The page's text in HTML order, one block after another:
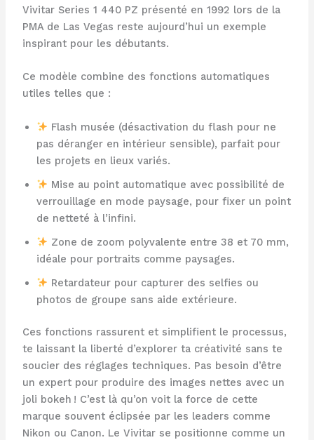
Vivitar Series 1 440 PZ présenté en 1992 lors de la
PMA de Las Vegas reste aujourd’hui un exemple
inspirant pour les débutants.
Ce modèle combine des fonctions automatiques
utiles telles que :
Flash musée (désactivation du flash pour ne
pas déranger en intérieur sensible), parfait pour
les projets en lieux variés.
Mise au point automatique avec possibilité de
verrouillage en mode paysage, pour fixer un point
de netteté à l’infini.
Zone de zoom polyvalente entre 38 et 70 mm,
idéale pour portraits comme paysages.
Retardateur pour capturer des selfies ou
photos de groupe sans aide extérieure.
Ces fonctions rassurent et simplifient le processus,
te laissant la liberté d’explorer ta créativité sans te
soucier des réglages techniques. Pas besoin d’être
un expert pour produire des images nettes avec un
joli bokeh ! C’est là qu’on voit la force de cette
marque souvent éclipsée par les leaders comme
Nikon ou Canon. Le Vivitar se positionne comme un